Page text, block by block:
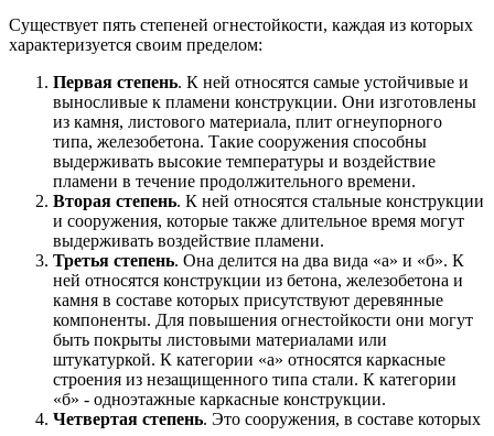
Существует пять степеней огнестойкости, каждая из которых
характеризуется своим пределом:
Первая степень. К ней относятся самые устойчивые и
выносливые к пламени конструкции. Они изготовлены
из камня, листового материала, плит огнеупорного
типа, железобетона. Такие сооружения способны
выдерживать высокие температуры и воздействие
пламени в течение продолжительного времени.
Вторая степень. К ней относятся стальные конструкции
и сооружения, которые также длительное время могут
выдерживать воздействие пламени.
Третья степень. Она делится на два вида «а» и «б». К
ней относятся конструкции из бетона, железобетона и
камня в составе которых присутствуют деревянные
компоненты. Для повышения огнестойкости они могут
быть покрыты листовыми материалами или
штукатуркой. К категории «а» относятся каркасные
строения из незащищенного типа стали. К категории
«б» - одноэтажные каркасные конструкции.
Четвертая степень. Это сооружения, в составе которых